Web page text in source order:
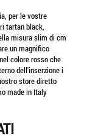
per le vostre
tartan black,
misura slim di cm
un magnifico
colore rosso che
dell'inserzione i
store diretto
made in Italy